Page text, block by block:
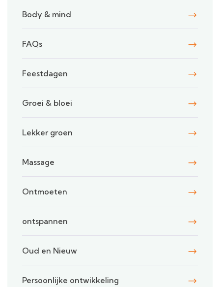
Body & mind
FAQs
Feestdagen
Groei & bloei
Lekker groen
Massage
Ontmoeten
ontspannen
Oud en Nieuw
Persoonlijke ontwikkeling